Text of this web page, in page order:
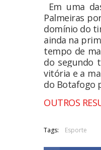
Em uma
Palmeiras
domínio do
ainda na
tempo de
do segundo
vitória e a
do Botafogo
OUTROS
Tags: Esporte